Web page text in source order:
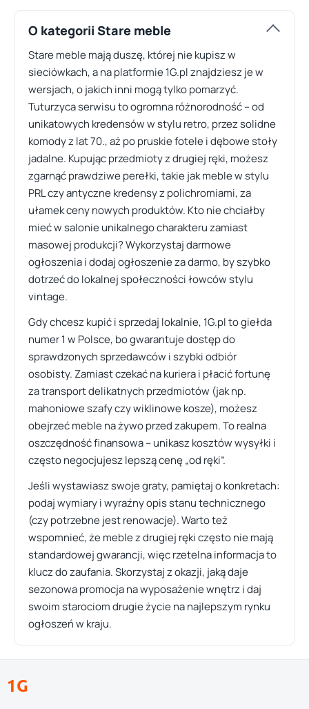
O kategorii Stare meble
Stare meble mają duszę, której nie kupisz w
sieciówkach, a na platformie 1G.pl znajdziesz je w
wersjach, o jakich inni mogą tylko pomarzyć.
Tuturzyca serwisu to ogromna różnorodność – od
unikatowych kredensów w stylu retro, przez solidne
komody z lat 70., aż po pruskie fotele i dębowe stoły
jadalne. Kupując przedmioty z drugiej ręki, możesz
zgarnąć prawdziwe perełki, takie jak meble w stylu
PRL czy antyczne kredensy z polichromiami, za
ułamek ceny nowych produktów. Kto nie chciałby
mieć w salonie unikalnego charakteru zamiast
masowej produkcji? Wykorzystaj darmowe
ogłoszenia i dodaj ogłoszenie za darmo, by szybko
dotrzeć do lokalnej społeczności łowców stylu
vintage.
Gdy chcesz kupić i sprzedaj lokalnie, 1G.pl to giełda
numer 1 w Polsce, bo gwarantuje dostęp do
sprawdzonych sprzedawców i szybki odbiór
osobisty. Zamiast czekać na kuriera i płacić fortunę
za transport delikatnych przedmiotów (jak np.
mahoniowe szafy czy wiklinowe kosze), możesz
obejrzeć meble na żywo przed zakupem. To realna
oszczędność finansowa – unikasz kosztów wysyłki i
często negocjujesz lepszą cenę „od ręki”.
Jeśli wystawiasz swoje graty, pamiętaj o konkretach:
podaj wymiary i wyraźny opis stanu technicznego
(czy potrzebne jest renowacje). Warto też
wspomnieć, że meble z drugiej ręki często nie mają
standardowej gwarancji, więc rzetelna informacja to
klucz do zaufania. Skorzystaj z okazji, jaką daje
sezonowa promocja na wyposażenie wnętrz i daj
swoim starociom drugie życie na najlepszym rynku
ogłoszeń w kraju.
1G